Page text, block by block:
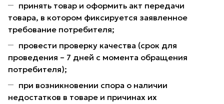
принять товар и оформить акт передачи
товара, в котором фиксируется заявленное
требование потребителя;
провести проверку качества (срок для
проведения – 7 дней с момента обращения
потребителя);
при возникновении спора о наличии
недостатков в товаре и причинах их